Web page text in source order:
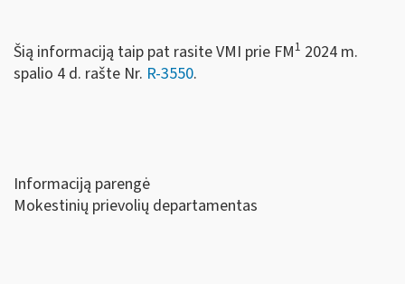
Šią informaciją taip pat rasite VMI prie FM1 2024 m.
spalio 4 d. rašte Nr. R-3550.
Informaciją parengė
Mokestinių prievolių departamentas